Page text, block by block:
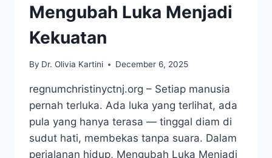
Mengubah Luka Menjadi
Kekuatan
By Dr. Olivia Kartini December 6, 2025
regnumchristinyctnj.org – Setiap manusia
pernah terluka. Ada luka yang terlihat, ada
pula yang hanya terasa — tinggal diam di
sudut hati, membekas tanpa suara. Dalam
perjalanan hidup, Mengubah Luka Menjadi